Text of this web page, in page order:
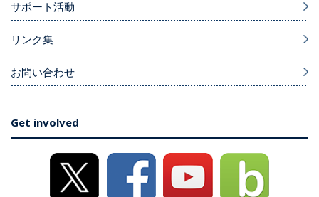
サポート活動
リンク集
お問い合わせ
Get involved